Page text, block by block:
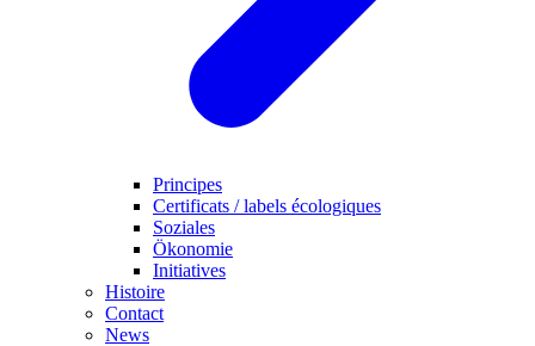
Principes
Certificats / labels écologiques
Soziales
Ökonomie
Initiatives
Histoire
Contact
News